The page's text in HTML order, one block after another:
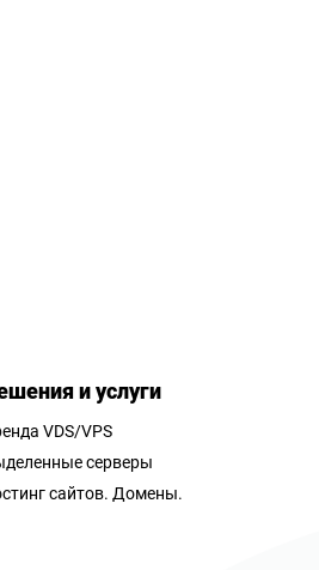
и услуги
VDS/VPS
серверы
сайтов. Домены.